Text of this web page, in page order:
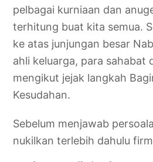
pelbagai kurniaan dan
terhitung buat kita semua.
ke atas junjungan besar
ahli keluarga, para sahabat
mengikut jejak langkah
Kesudahan.
Sebelum menjawab
nukilkan terlebih dahulu